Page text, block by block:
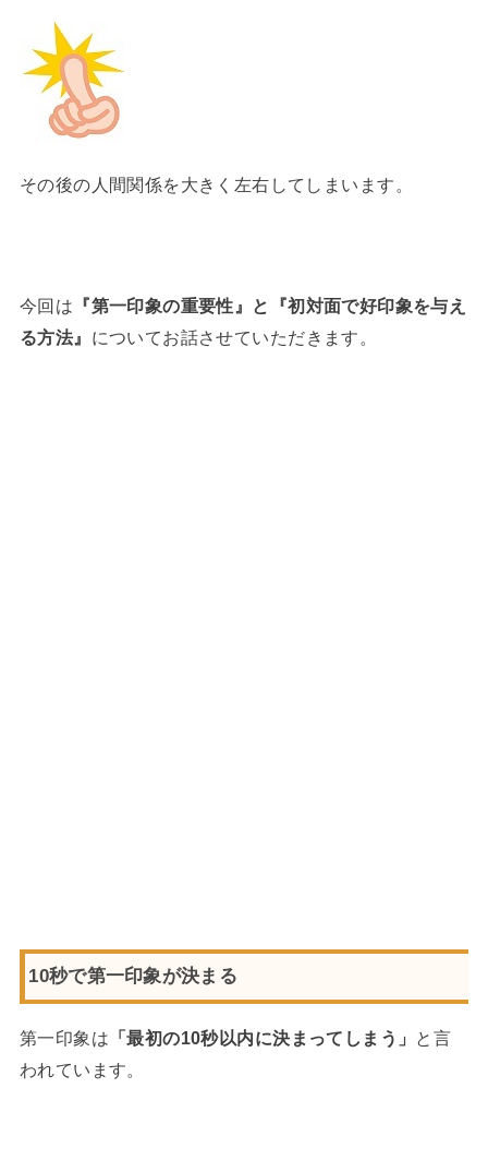
その後の人間関係を大きく左右してしまいます。
今回は 『第一印象の重要性』と『初対面で好印象を与え
る方法』 についてお話させていただきます。
10秒で第一印象が決まる
第一印象は 「最初の10秒以内に決まってしまう」 と言
われています。